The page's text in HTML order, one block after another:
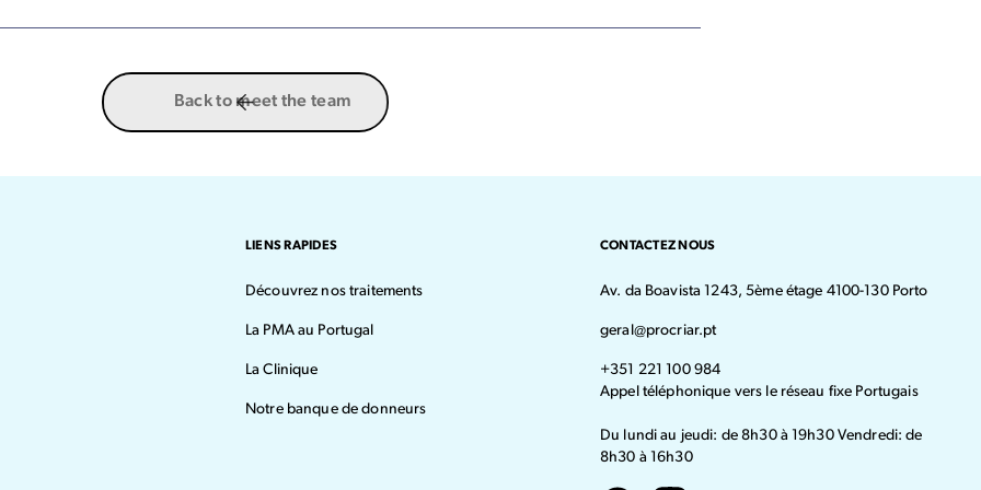
Back to meet the team
LIENS RAPIDES
Découvrez nos traitements
La PMA au Portugal
La Clinique
Notre banque de donneurs
CONTACTEZ NOUS
Av. da Boavista 1243, 5ème étage 4100-130 Porto
geral@procriar.pt
+351 221 100 984
Appel téléphonique vers le réseau fixe Portugais
Du lundi au jeudi: de 8h30 à 19h30 Vendredi: de
8h30 à 16h30